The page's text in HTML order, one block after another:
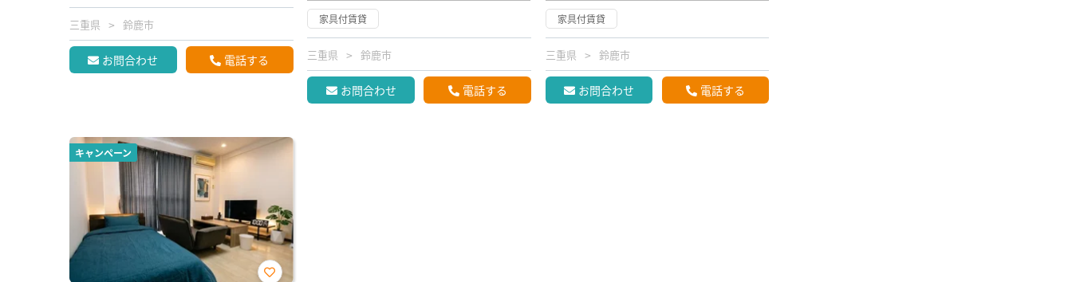
三重県 鈴鹿市
お問合わせ 電話する
家具付賃貸
三重県 鈴鹿市
お問合わせ 電話する
家具付賃貸
三重県 鈴鹿市
お問合わせ 電話する
キャンペーン